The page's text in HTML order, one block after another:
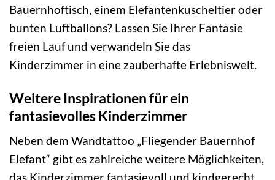
Bauernhoftisch, einem Elefantenkuscheltier oder
bunten Luftballons? Lassen Sie Ihrer Fantasie
freien Lauf und verwandeln Sie das
Kinderzimmer in eine zauberhafte Erlebniswelt.
Weitere Inspirationen für ein
fantasievolles Kinderzimmer
Neben dem Wandtattoo „Fliegender Bauernhof
Elefant“ gibt es zahlreiche weitere Möglichkeiten,